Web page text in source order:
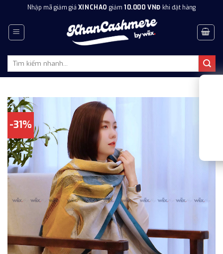
content
Nhập mã giảm giá XINCHAO giảm10.000 VNĐ khi đặt hàng
Tìm
-31%